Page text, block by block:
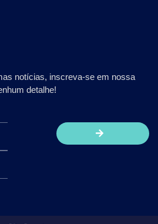
notícias, inscreva-se em nossa
detalhe!